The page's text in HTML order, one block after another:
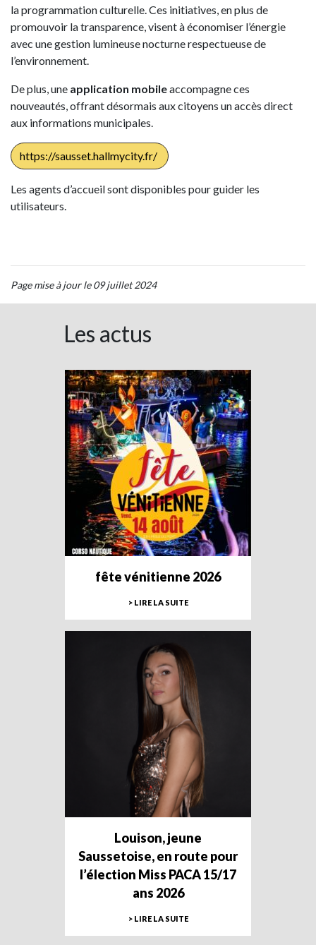
la programmation culturelle. Ces initiatives, en plus de
promouvoir la transparence, visent à économiser l’énergie
avec une gestion lumineuse nocturne respectueuse de
l’environnement.
De plus, une application mobileaccompagne ces
nouveautés, offrant désormais aux citoyens un accès direct
aux informations municipales.
https://sausset.hallmycity.fr/
Les agents d’accueil sont disponibles pour guider les
utilisateurs.
Page mise à jour le 09 juillet 2024
Les actus
fête vénitienne 2026
> LIRE LA SUITE
Louison, jeune
Saussetoise, en route pour
l’élection Miss PACA 15/17
ans 2026
> LIRE LA SUITE